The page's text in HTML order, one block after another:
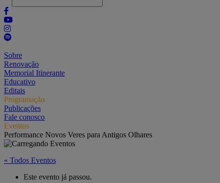
Sobre
Renovação
Memorial Itinerante
Educativo
Editais
Programação
Publicações
Fale conosco
Eventos
Performance Novos Veres para Antigos Olhares
« Todos Eventos
Este evento já passou.